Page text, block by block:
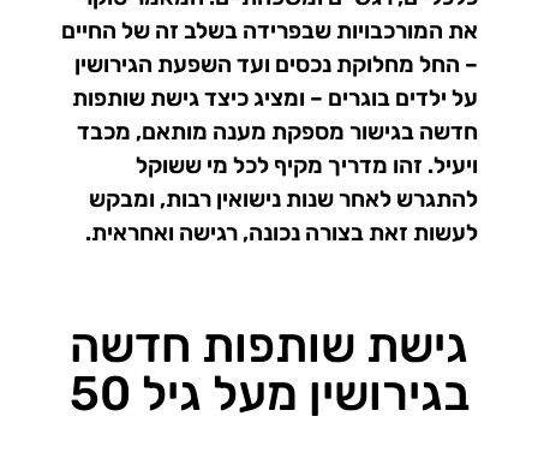
את המורכבויות שבפרידה בשלב זה של החיים
– החל מחלוקת נכסים ועד השפעת הגירושין
על ילדים בוגרים – ומציג כיצד גישת שותפות
חדשה בגישור מספקת מענה מותאם, מכבד
ויעיל. זהו מדריך מקיף לכל מי ששוקל
להתגרש לאחר שנות נישואין רבות, ומבקש
לעשות זאת בצורה נכונה, רגישה ואחראית.
גישת שותפות חדשה
בגירושין מעל גיל 50